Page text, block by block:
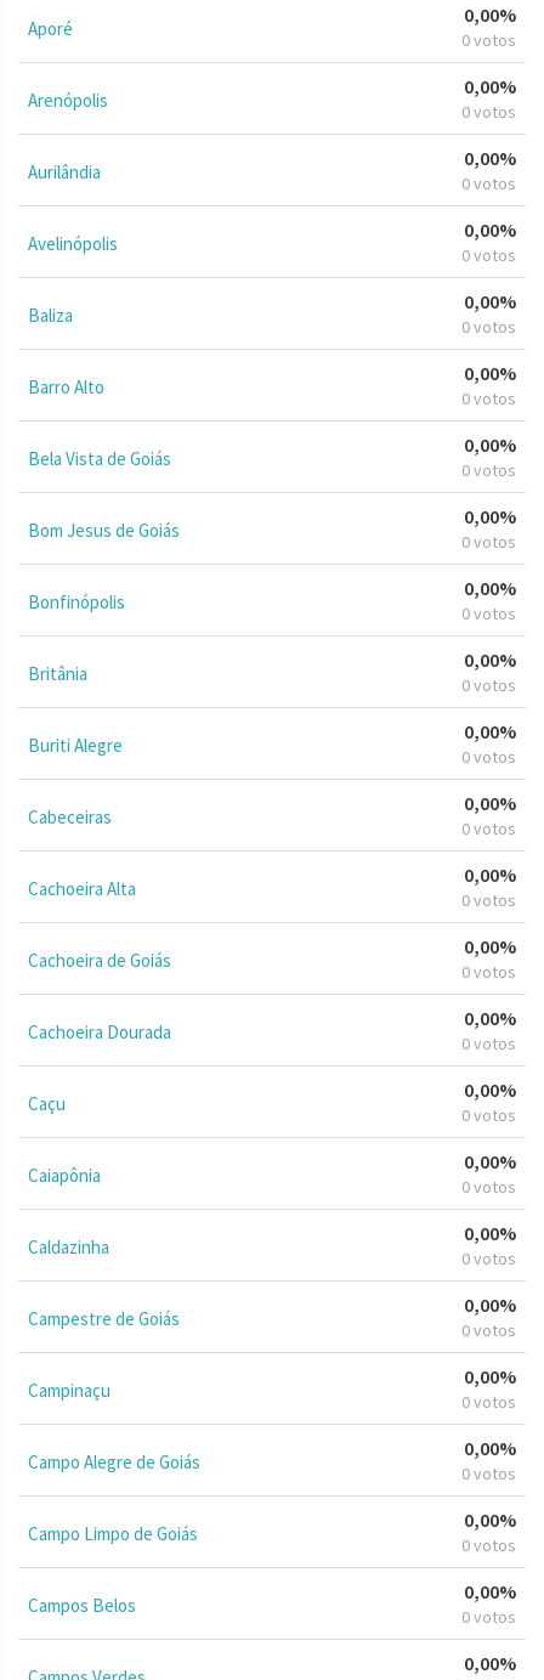
Aporé
0,00%
0 votos
Arenópolis
0,00%
0 votos
Aurilândia
0,00%
0 votos
Avelinópolis
0,00%
0 votos
Baliza
0,00%
0 votos
Barro Alto
0,00%
0 votos
Bela Vista de Goiás
0,00%
0 votos
Bom Jesus de Goiás
0,00%
0 votos
Bonfinópolis
0,00%
0 votos
Britânia
0,00%
0 votos
Buriti Alegre
0,00%
0 votos
Cabeceiras
0,00%
0 votos
Cachoeira Alta
0,00%
0 votos
Cachoeira de Goiás
0,00%
0 votos
Cachoeira Dourada
0,00%
0 votos
Caçu
0,00%
0 votos
Caiapônia
0,00%
0 votos
Caldazinha
0,00%
0 votos
Campestre de Goiás
0,00%
0 votos
Campinaçu
0,00%
0 votos
Campo Alegre de Goiás
0,00%
0 votos
Campo Limpo de Goiás
0,00%
0 votos
Campos Belos
0,00%
0 votos
0,00%